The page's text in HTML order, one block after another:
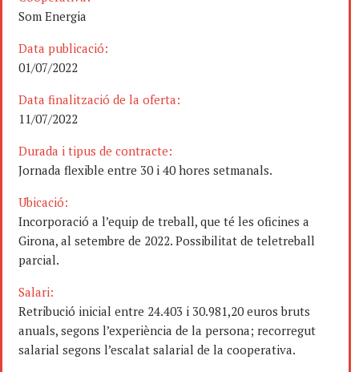
Som Energia
Data publicació:
01/07/2022
Data finalització de la oferta:
11/07/2022
Durada i tipus de contracte:
Jornada flexible entre 30 i 40 hores setmanals.
Ubicació:
Incorporació a l’equip de treball, que té les oficines a
Girona, al setembre de 2022. Possibilitat de teletreball
parcial.
Salari:
Retribució inicial entre 24.403 i 30.981,20 euros bruts
anuals, segons l’experiència de la persona; recorregut
salarial segons l’escalat salarial de la cooperativa.